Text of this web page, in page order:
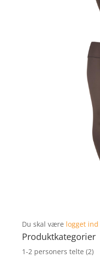
Du skal være logget ind
Produktkategorier
1-2 personers telte (2)